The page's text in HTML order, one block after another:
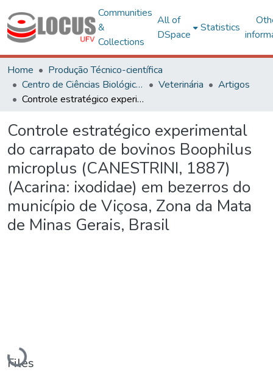
Communities
&
Collections
All of
DSpace
Statistics
Home
Produção Técnico-científica
Centro de Ciências Biológicas e da Saúde
Veterinária
Artigos
Controle estratégico experimental do carrapato de bovinos Boophilus microplus (CANESTRINI, 1887) (Acarina: ixodidae) em bezerros do município de Viçosa, Zona da Mata de Minas Gerais, Brasil
Controle estratégico experimental
do carrapato de bovinos Boophilus
microplus (CANESTRINI, 1887)
(Acarina: ixodidae) em bezerros do
município de Viçosa, Zona da Mata
de Minas Gerais, Brasil
Loading...
Files